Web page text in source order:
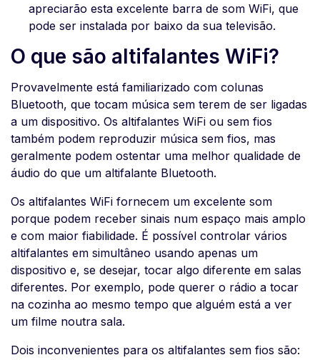
apreciarão esta excelente barra de som WiFi, que
pode ser instalada por baixo da sua televisão.
O que são altifalantes WiFi?
Provavelmente está familiarizado com colunas
Bluetooth, que tocam música sem terem de ser ligadas
a um dispositivo. Os altifalantes WiFi ou sem fios
também podem reproduzir música sem fios, mas
geralmente podem ostentar uma melhor qualidade de
áudio do que um altifalante Bluetooth.
Os altifalantes WiFi fornecem um excelente som
porque podem receber sinais num espaço mais amplo
e com maior fiabilidade. É possível controlar vários
altifalantes em simultâneo usando apenas um
dispositivo e, se desejar, tocar algo diferente em salas
diferentes. Por exemplo, pode querer o rádio a tocar
na cozinha ao mesmo tempo que alguém está a ver
um filme noutra sala.
Dois inconvenientes para os altifalantes sem fios são: